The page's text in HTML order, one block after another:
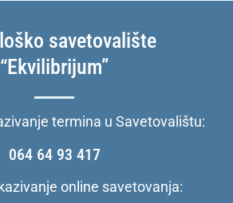
savetovalište
“Ekvilibrijum”
termina u Savetovalištu:
064 64 93 417
online savetovanja: